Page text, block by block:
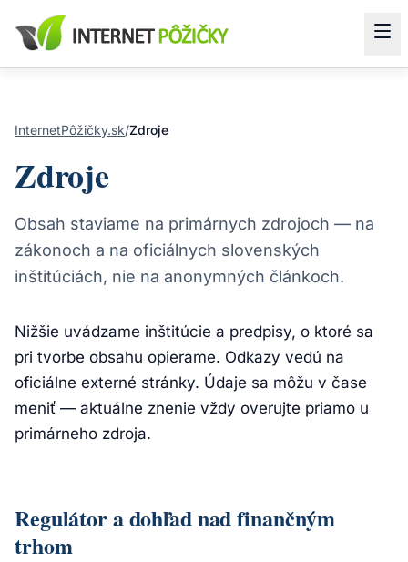
InternetPôžičky.sk/Zdroje
Zdroje
Obsah staviame na primárnych zdrojoch — na
zákonoch a na oficiálnych slovenských
inštitúciách, nie na anonymných článkoch.
Nižšie uvádzame inštitúcie a predpisy, o ktoré sa
pri tvorbe obsahu opierame. Odkazy vedú na
oficiálne externé stránky. Údaje sa môžu v čase
meniť — aktuálne znenie vždy overujte priamo u
primárneho zdroja.
Regulátor a dohľad nad finančným
trhom